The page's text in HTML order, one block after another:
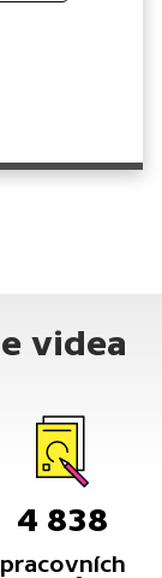
videa
4 838
pracovních